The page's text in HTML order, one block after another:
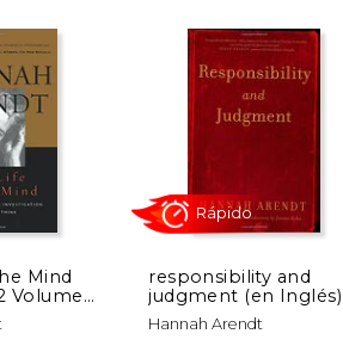
$ 20.58 dcto.
Mind
Volumes
(en
responsibility and
judgment (en Inglés)
Hannah Arendt